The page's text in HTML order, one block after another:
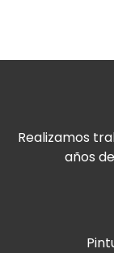
Realizamos
años